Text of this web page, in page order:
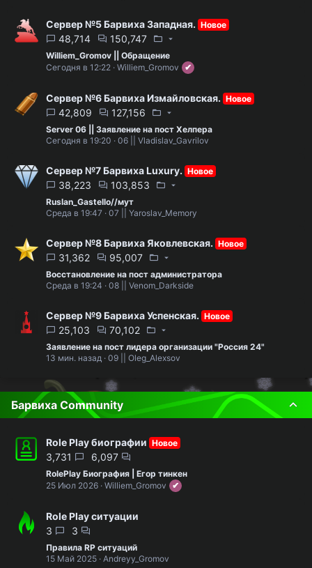
Сервер №5 Барвиха Западная. Новое
48,714 150,747
Williem_Gromov || Обращение
Сегодня в 12:22 Williem_Gromov
Сервер №6 Барвиха Измайловская. Новое
42,809 127,156
Server 06 || Заявление на пост Хелпера
Сегодня в 19:20
06 || Vladislav_Gavrilov
Сервер №7 Барвиха Luxury. Новое
38,223 103,853
Ruslan_Gastello//мут
Среда в 19:47
07 || Yaroslav_Memory
Сервер №8 Барвиха Яковлевская. Новое
31,362 95,007
Восстановление на пост администратора
Среда в 19:24
08 || Venom_Darkside
Сервер №9 Барвиха Успенская. Новое
25,103 70,102
Заявление на пост лидера организации "Россия 24"
13 мин. назад 09 || Oleg_Alexsov
Барвиха Community
Role Play биографии Новое
3,731 6,097
RolePlay Биография | Егор тинкен
25 Июл 2026 Williem_Gromov
Role Play ситуации
3
3
Правила RP ситуаций
15 Май 2025 Andreyy_Gromov